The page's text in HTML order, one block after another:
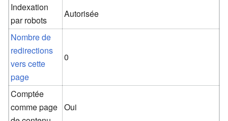
Indexation
par robots
Autorisée
Nombre de
redirections
vers cette
page
0
Comptée
comme page Oui